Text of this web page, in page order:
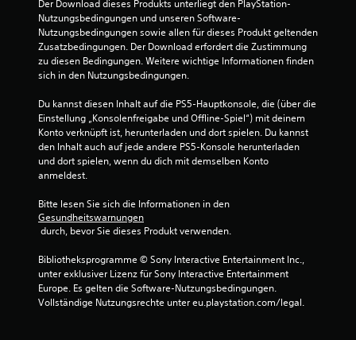
B
e
w
e
r
g
e
Der Download dieses Produkts unterliegt den PlayStation-
Nutzungsbedingungen und unseren Software-
Nutzungsbedingungen sowie allen für dieses Produkt geltenden
Zusatzbedingungen. Der Download erfordert die Zustimmung
zu diesen Bedingungen. Weitere wichtige Informationen finden
sich in den Nutzungsbedingungen.
Du kannst diesen Inhalt auf die PS5-Hauptkonsole, die (über die
Einstellung „Konsolenfreigabe und Offline-Spiel“) mit deinem
Konto verknüpft ist, herunterladen und dort spielen. Du kannst
den Inhalt auch auf jede andere PS5-Konsole herunterladen
und dort spielen, wenn du dich mit demselben Konto
anmeldest.
Bitte lesen Sie sich die Informationen in den
Gesundheitswarnungen
durch, bevor Sie dieses Produkt verwenden.
Bibliotheksprogramme © Sony Interactive Entertainment Inc.,
unter exklusiver Lizenz für Sony Interactive Entertainment
Europe. Es gelten die Software-Nutzungsbedingungen.
Vollständige Nutzungsrechte unter eu.playstation.com/legal.